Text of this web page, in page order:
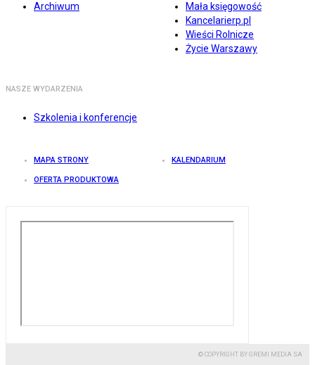
Archiwum
Mała księgowość
Kancelarierp.pl
Wieści Rolnicze
Życie Warszawy
NASZE WYDARZENIA
Szkolenia i konferencje
MAPA STRONY KALENDARIUM
OFERTA PRODUKTOWA
© COPYRIGHT BY GREMI MEDIA SA